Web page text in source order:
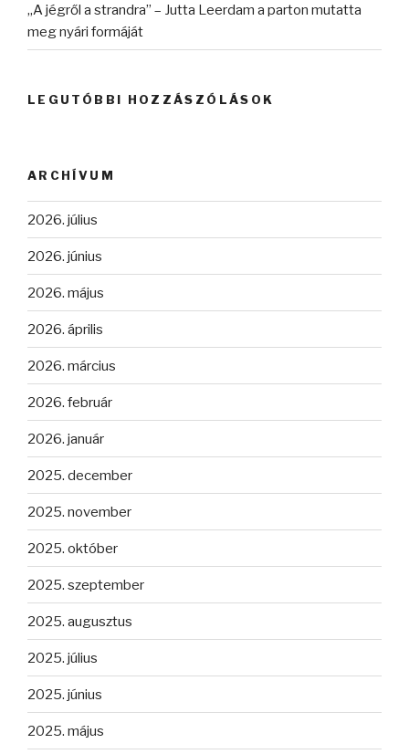
„A jégről a strandra” – Jutta Leerdam a parton mutatta
meg nyári formáját
LEGUTÓBBI HOZZÁSZÓLÁSOK
ARCHÍVUM
2026. július
2026. június
2026. május
2026. április
2026. március
2026. február
2026. január
2025. december
2025. november
2025. október
2025. szeptember
2025. augusztus
2025. július
2025. június
2025. május